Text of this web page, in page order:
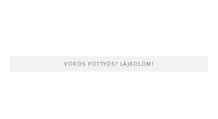
VÖRÖS PÖTTYÖS? LÁJKOLOM!